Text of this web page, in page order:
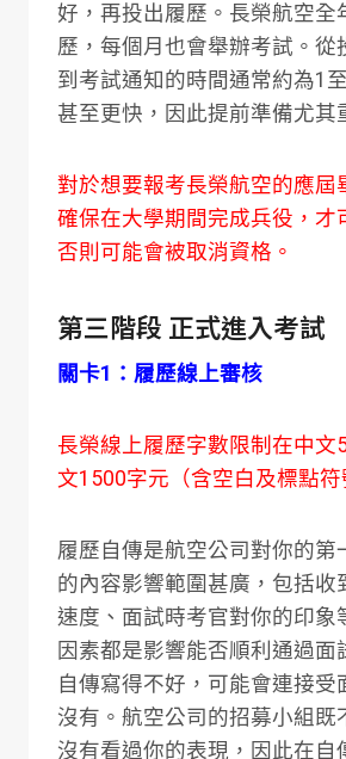
好，再投出履歷。長榮航空全
歷，每個月也會舉辦考試。從
到考試通知的時間通常約為1
甚至更快，因此提前準備尤其
對於想要報考長榮航空的應屆
確保在大學期間完成兵役，才
否則可能會被取消資格。
第三階段 正式進入考試
關卡1：履歷線上審核
長榮線上履歷字數限制在中文
文1500字元（含空白及標點符
履歷自傳是航空公司對你的第
的內容影響範圍甚廣，包括收
速度、面試時考官對你的印象
因素都是影響能否順利通過面
自傳寫得不好，可能會連接受
沒有。航空公司的招募小組既
沒有看過你的表現，因此在自